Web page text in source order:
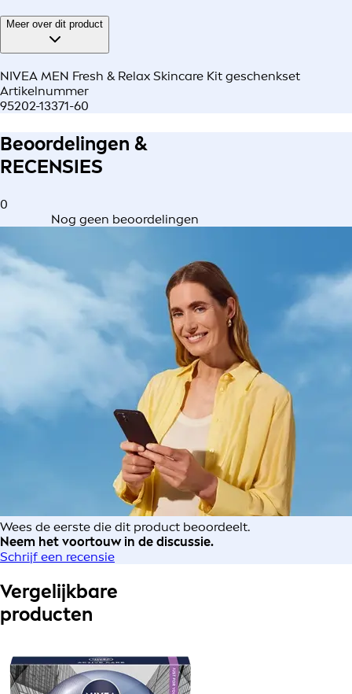
Meer over dit product
NIVEA MEN Fresh & Relax Skincare Kit geschenkset
Artikelnummer
95202-13371-60
Beoordelingen &
RECENSIES
0
Nog geen beoordelingen
Wees de eerste die dit product beoordeelt.
Neem het voortouw in de discussie.
Schrijf een recensie
Vergelijkbare
producten